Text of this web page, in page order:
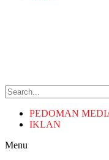
PEDOMAN
IKLAN
Menu